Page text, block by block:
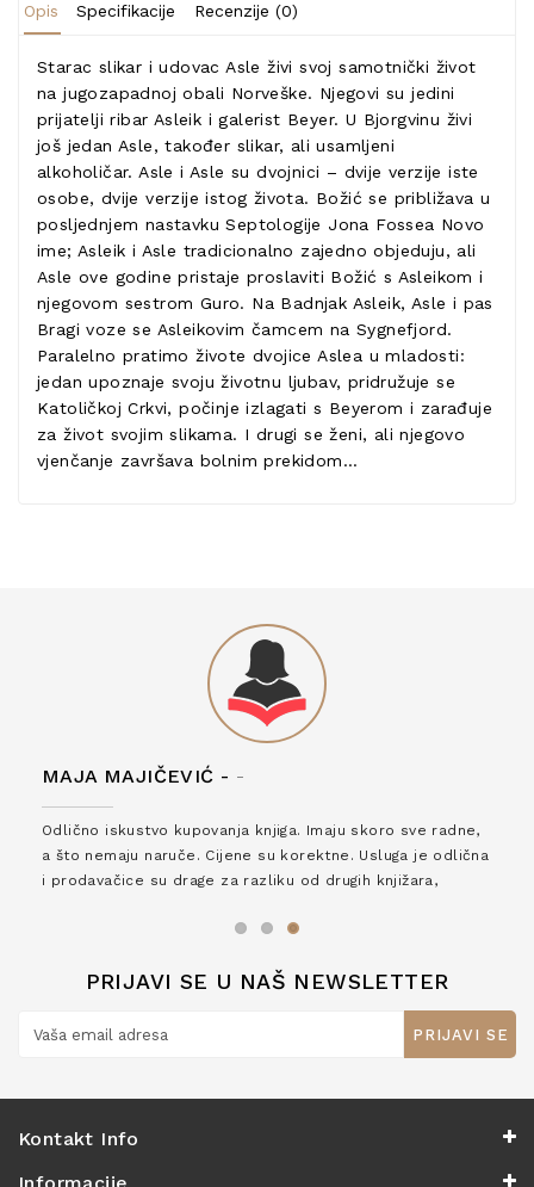
Opis Specifikacije Recenzije (0)
Starac slikar i udovac Asle živi svoj samotnički život
na jugozapadnoj obali Norveške. Njegovi su jedini
prijatelji ribar Asleik i galerist Beyer. U Bjorgvinu živi
još jedan Asle, također slikar, ali usamljeni
alkoholičar. Asle i Asle su dvojnici – dvije verzije iste
osobe, dvije verzije istog života. Božić se približava u
posljednjem nastavku Septologije Jona Fossea Novo
ime; Asleik i Asle tradicionalno zajedno objeduju, ali
Asle ove godine pristaje proslaviti Božić s Asleikom i
njegovom sestrom Guro. Na Badnjak Asleik, Asle i pas
Bragi voze se Asleikovim čamcem na Sygnefjord.
Paralelno pratimo živote dvojice Aslea u mladosti:
jedan upoznaje svoju životnu ljubav, pridružuje se
Katoličkoj Crkvi, počinje izlagati s Beyerom i zarađuje
za život svojim slikama. I drugi se ženi, ali njegovo
vjenčanje završava bolnim prekidom...
MAJA MAJIČEVIĆ - -
Odlično iskustvo kupovanja knjiga. Imaju skoro sve radne,
a što nemaju naruče. Cijene su korektne. Usluga je odlična
i prodavačice su drage za razliku od drugih knjižara,
PRIJAVI SE U NAŠ NEWSLETTER
PRIJAVI SE
Kontakt Info